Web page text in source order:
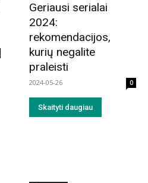
Geriausi serialai
2024:
rekomendacijos,
kurių negalite
praleisti
2024-05-26 0
Skaityti daugiau